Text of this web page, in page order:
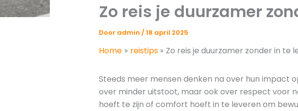
Zo reis je duurzamer
Door admin /18 april 2025
Home reistips Zo reis je duurzamer zonder in te
Steeds meer mensen denken na over hun impact
over minder uitstoot, maar ook over respect voor
hoeft te zijn of comfort hoeft in te leveren om